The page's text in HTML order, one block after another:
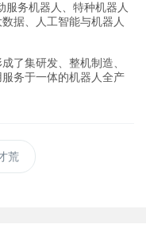
服务机器人、特种机器人
据、人工智能与机器人
了集研发、整机制造、
务于一体的机器人全产
荒